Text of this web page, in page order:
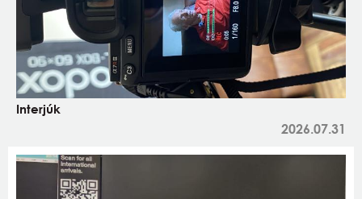
Interjúk
2026.07.31